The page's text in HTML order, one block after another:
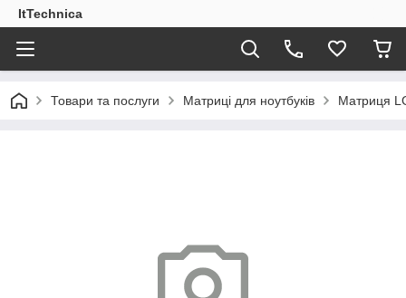
ItTechnica
Товари та послуги Матриці для ноутбуків Матриця